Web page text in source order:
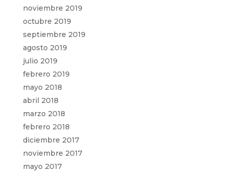
noviembre 2019
octubre 2019
septiembre 2019
agosto 2019
julio 2019
febrero 2019
mayo 2018
abril 2018
marzo 2018
febrero 2018
diciembre 2017
noviembre 2017
mayo 2017